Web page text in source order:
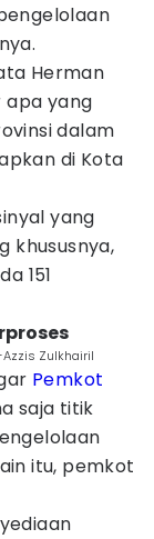
Herman
apa yang
dalam
di Kota
yang
khususnya,
151
Azzis Zulkhairil
Pemkot
saja titik
itu, pemkot